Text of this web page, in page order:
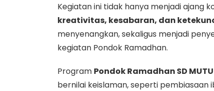
Kegiatanini tidak hanya menjadiajang
kreativitas, kesabaran, dan
menyenangkan,sekaligus menjadi
kegiatan Pondok Ramadhan.
Program PondokRamadhan SD MUTU
bernilai keislaman,seperti pembiasaan